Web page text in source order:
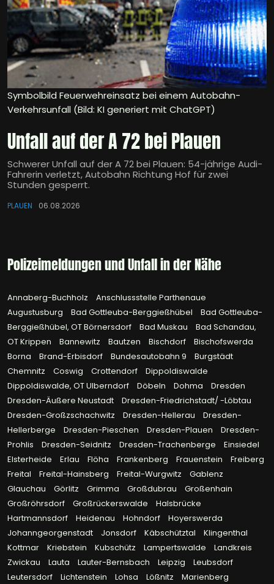
Symbolbild Feuerwehreinsatz bei einem Autobahn-
Verkehrsunfall (Bild: KI generiert mit ChatGPT)
Unfall auf der A 72 bei Plauen
Schwerer Unfall auf der A 72 bei Plauen: 54-jährige Audi-
Fahrerin verletzt, Autobahn Richtung Hof für zwei
Stunden gesperrt.
PLAUEN 06.08.2026
Polizeimeldungen und Unfall in der Nähe
Annaberg-Buchholz
Anschlussstelle Parthenaue
Augustusburg
Bad Gottleuba-Berggießhübel
Bad Gottleuba-
Berggießhübel, OT Börnersdorf
Bad Muskau
Bad Schandau,
OT Krippen
Bannewitz Bautzen Bischdorf
Bischofswerda
Borna
Brand-Erbisdorf Bundesautobahn 9
Burgstädt
Chemnitz
Coswig Crottendorf
Dippoldiswalde
Dippoldiswalde, OT Ulberndorf
Döbeln Dohma
Dresden
Dresden-Äußere Neustadt
Dresden-Friedrichstadt/ -Löbtau
Dresden-Großzschachwitz
Dresden-Hellerau
Dresden-
Hellerberge
Dresden-Pieschen Dresden-Plauen
Dresden-
Prohlis
Dresden-Seidnitz Dresden-Trachenberge
Einsiedel
Elsterheide
Erlau Flöha Frankenberg Frauenstein
Freiberg
Freital
Freital-Hainsberg Freital-Wurgwitz
Gablenz
Glauchau
Görlitz Grimma Großdubrau
Großenhain
Großröhrsdorf
Großrückerswalde
Halsbrücke
Hartmannsdorf
Heidenau Hohndorf
Hoyerswerda
Johanngeorgenstadt
Jonsdorf Käbschütztal
Klingenthal
Kottmar
Kriebstein Kubschütz Lampertswalde
Landkreis
Zwickau
Lauta Lauter-Bernsbach Leipzig
Leubsdorf
Leutersdorf
Lichtenstein Lohsa Lößnitz
Marienberg